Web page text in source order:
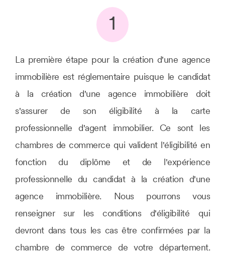
1
La première étape pour la création d'une agence
immobilière est réglementaire puisque le candidat
à la création d'une agence immobilière doit
s'assurer de son éligibilité à la carte
professionnelle d'agent immobilier. Ce sont les
chambres de commerce qui valident l'éligibilité en
fonction du diplôme et de l'expérience
professionnelle du candidat à la création d'une
agence immobilière. Nous pourrons vous
renseigner sur les conditions d'éligibilité qui
devront dans tous les cas être confirmées par la
chambre de commerce de votre département.